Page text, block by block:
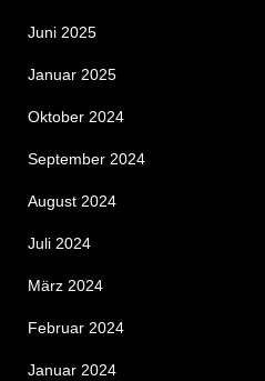
Juni 2025
Januar 2025
Oktober 2024
September 2024
August 2024
Juli 2024
März 2024
Februar 2024
Januar 2024